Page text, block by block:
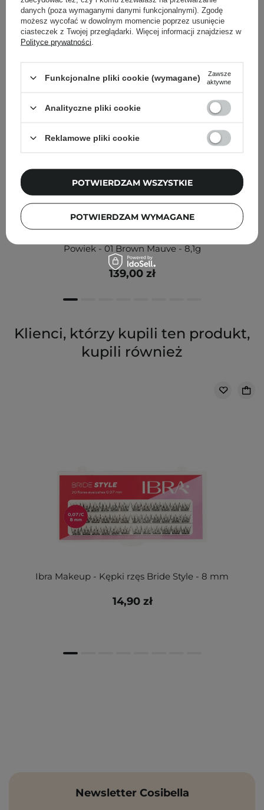
Inni klienci sprawdzali również
Powiek - 01 Brown Mauve - 8,1g
139,00 zł
Klienci, którzy kupili ten produkt,
kupili również
Ibra Makeup - Kępki rzęs Bride Style - 8 mm
14,90 zł
Newsletter Cosibella
danych (poza wymaganymi danymi funkcjonalnymi). Zgodę
możesz wycofać w dowolnym momencie poprzez usunięcie
ciasteczek z Twojej przeglądarki. Więcej informacji znajdziesz w
Polityce prywatności
Funkcjonalne pliki cookie (wymagane)
Zawsze
aktywne
Analityczne pliki cookie
Reklamowe pliki cookie
POTWIERDZAM WYMAGANE
POTWIERDZAM WSZYSTKIE